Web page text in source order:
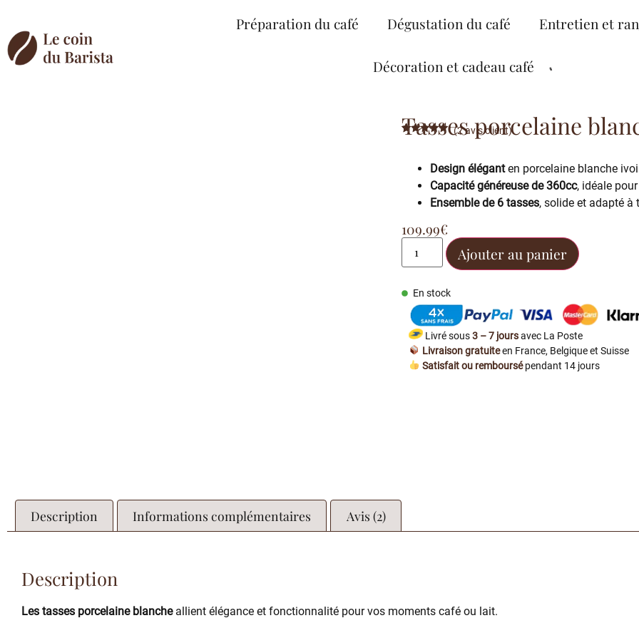
Préparation du café Dégustation du café Entretien et
Décoration et cadeau café
Tasses porcelaine
notations
(2avis client)
Design éléganten porcelaine blanche
Capacité généreuse de 360cc, idéale
Ensemble de 6 tasses, solide et adapté à
109.99€
Ajouter au panier
En stock
Livré sous3 – 7 joursavec La Poste
Livraison gratuiteen France, Belgique et Suisse
Satisfait ou remboursépendant 14 jours
Description Informations complémentaires Avis (2)
Description
Les tasses porcelaine blancheallient élégance et fonctionnalité pour vos moments café ou lait.